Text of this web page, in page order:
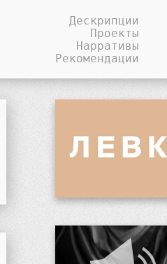
Дескрипции
Проекты
Нарративы
Рекомендации